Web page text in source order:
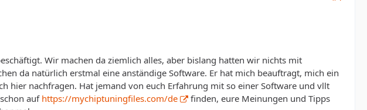
Wir machen da ziemlich alles, aber bislang hatten wir nichts mit
da natürlich erstmal eine anständige Software. Er hat mich beauftragt, mich ein
hier nachfragen. Hat jemand von euch Erfahrung mit so einer Software und vllt
auf https://mychiptuningfiles.com/de
finden, eure Meinungen und Tipps